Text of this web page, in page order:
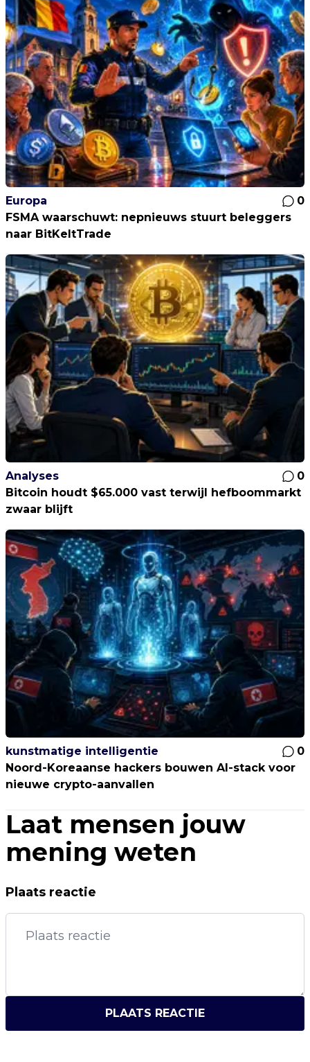
Europa
0
FSMA waarschuwt: nepnieuws stuurt beleggers
naar BitKeltTrade
Analyses
0
Bitcoin houdt $65.000 vast terwijl hefboommarkt
zwaar blijft
kunstmatige intelligentie
0
Noord-Koreaanse hackers bouwen AI-stack voor
nieuwe crypto-aanvallen
Laat mensen jouw
mening weten
Plaats reactie
PLAATS REACTIE